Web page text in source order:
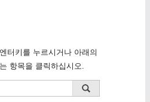
터키를 누르시거나 아래의
항목을 클릭하십시오.